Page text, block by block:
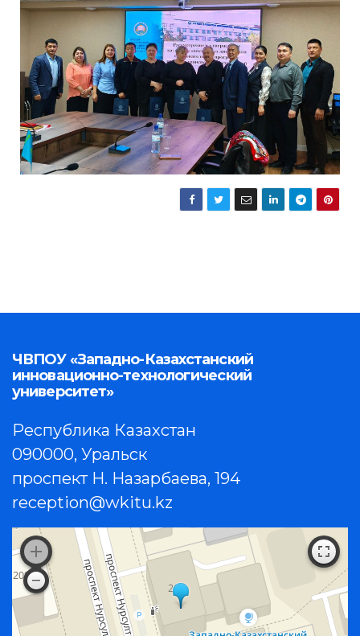
ЧВПОУ «Западно-Казахстанский
инновационно-технологический
университет»
Республика Казахстан
090000, Уральск
проспект Н. Назарбаева, 194
reception@wkitu.kz